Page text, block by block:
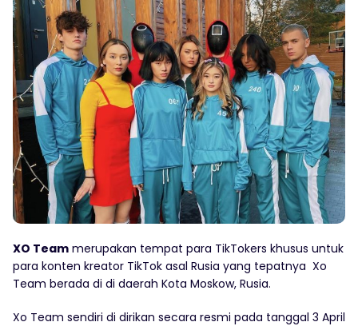
XO Team merupakan tempat para TikTokers khusus untuk
para konten kreator TikTok asal Rusia yang tepatnya Xo
Team berada di di daerah Kota Moskow, Rusia.
Xo Team sendiri di dirikan secara resmi pada tanggal 3 April